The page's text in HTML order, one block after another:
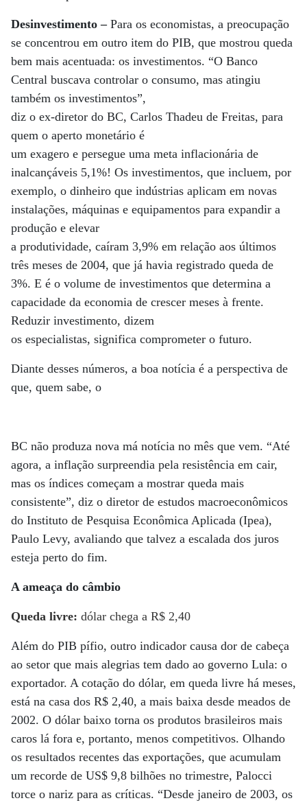
Desinvestimento – Para os economistas, a preocupação
se concentrou em outro item do PIB, que mostrou queda
bem mais acentuada: os investimentos. “O Banco
Central buscava controlar o consumo, mas atingiu
também os investimentos”,
diz o ex-diretor do BC, Carlos Thadeu de Freitas, para
quem o aperto monetário é
um exagero e persegue uma meta inflacionária de
inalcançáveis 5,1%! Os investimentos, que incluem, por
exemplo, o dinheiro que indústrias aplicam em novas
instalações, máquinas e equipamentos para expandir a
produção e elevar
a produtividade, caíram 3,9% em relação aos últimos
três meses de 2004, que já havia registrado queda de
3%. E é o volume de investimentos que determina a
capacidade da economia de crescer meses à frente.
Reduzir investimento, dizem
os especialistas, significa comprometer o futuro.
Diante desses números, a boa notícia é a perspectiva de
que, quem sabe, o
BC não produza nova má notícia no mês que vem. “Até
agora, a inflação surpreendia pela resistência em cair,
mas os índices começam a mostrar queda mais
consistente”, diz o diretor de estudos macroeconômicos
do Instituto de Pesquisa Econômica Aplicada (Ipea),
Paulo Levy, avaliando que talvez a escalada dos juros
esteja perto do fim.
A ameaça do câmbio
Queda livre: dólar chega a R$ 2,40
Além do PIB pífio, outro indicador causa dor de cabeça
ao setor que mais alegrias tem dado ao governo Lula: o
exportador. A cotação do dólar, em queda livre há meses,
está na casa dos R$ 2,40, a mais baixa desde meados de
2002. O dólar baixo torna os produtos brasileiros mais
caros lá fora e, portanto, menos competitivos. Olhando
os resultados recentes das exportações, que acumulam
um recorde de US$ 9,8 bilhões no trimestre, Palocci
torce o nariz para as críticas. “Desde janeiro de 2003, os